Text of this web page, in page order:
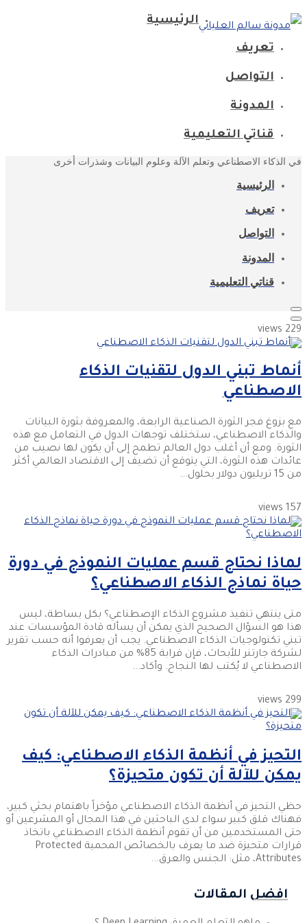
الرئيسية
تعريف
التواصل
المدونة
قناتي التعليمية
في الذكاء الاصطناعي وتعلم الآلة وعلوم البيانات وشذرات أخرى
الرئيسية
تعريف
التواصل
المدونة
قناتي التعليمية
229 views
أنماط تبني الدول لتقنيات الذكاء
الاصطناعي
مع بزوغ فجر الثورة الصناعية الرابعة، والمعروفة بثورة البيانات
والذكاء الاصطناعي، ستختلف توجهات الدول في التعامل مع هذه
الثورة. ومع أن أغلب دول العالم تطمح إلى أن يكون لها نصيب من
عائدات هذه الثورة، التي يتوقع أن تضيف إلى الاقتصاد العالمي أكثر
من 15 تريليون دولار بحلول...
157 views
لماذا نحتاج قسم عمليات النموذج في دورة
حياة نماذج الذكاء الاصطناعي؟
متى ينتهي تنفيذ مشروع الذكاء الإصطناعي؟ بكل بساطة، ليس
هذا هو السؤال الصحيح الذي يمكن أن يسأله قادة المؤسسات عند
تبني تكنولوجيات الذكاء الاصطناعي. يجب أن يعرفوا أنه حسب تقرير
لشركة جارتنر للأبحاث، فإن قرابة 85% من مبادرات الذكاء
الاصطناعي لا يُكتب لها النجاح. وأكاد...
299 views
التحيز في أنظمة الذكاء الاصطناعي: كيف
يمكن للآلة أن تكون متحيزة؟
حظي التحيز في أنظمة الذكاء الاصطناعي مؤخراً باهتمام بحثي كبير،
فهناك قلق كبير سواء لدى الباحثين في هذا المجال أو المشرعين أو
حتى المستخدمين من أن تقوم أنظمة الذكاء الاصطناعي باتخاذ
قرارات متحيزة ضد ما يعرف بالخصائص المحمية Protected
Attributes، مثل: الجنس والعرق...
افضل المقالات